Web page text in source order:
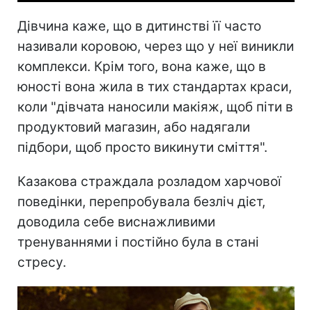
Дівчина каже, що в дитинстві її часто
називали коровою, через що у неї виникли
комплекси. Крім того, вона каже, що в
юності вона жила в тих стандартах краси,
коли "дівчата наносили макіяж, щоб піти в
продуктовий магазин, або надягали
підбори, щоб просто викинути сміття".
Казакова страждала розладом харчової
поведінки, перепробувала безліч дієт,
доводила себе виснажливими
тренуваннями і постійно була в стані
стресу.